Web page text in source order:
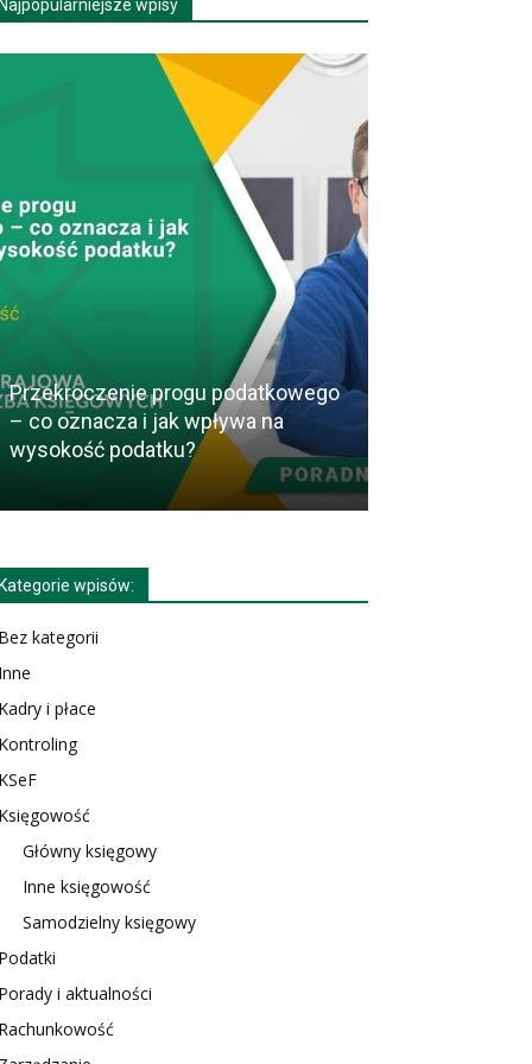
Najpopularniejsze wpisy
Przekroczenie progu podatkowego
– co oznacza i jak wpływa na
wysokość podatku?
Kategorie wpisów:
Bez kategorii
Inne
Kadry i płace
Kontroling
KSeF
Księgowość
Główny księgowy
Inne księgowość
Samodzielny księgowy
Podatki
Porady i aktualności
Rachunkowość